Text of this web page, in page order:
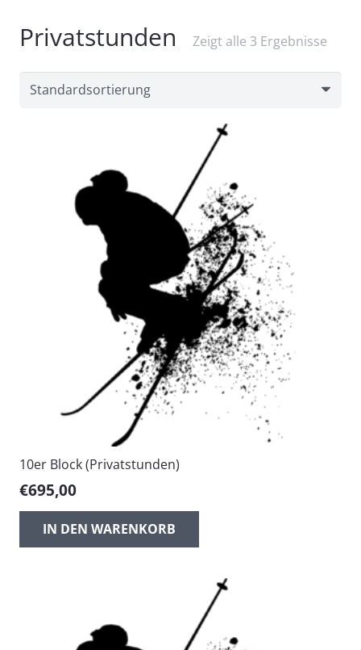
Privatstunden Zeigt alle 3 Ergebnisse
10er Block (Privatstunden)
€695,00
IN DEN WARENKORB